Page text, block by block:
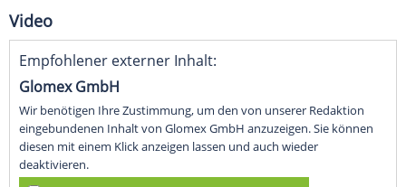
Video
Empfohlener externer Inhalt:
Glomex GmbH
Wir benötigen Ihre Zustimmung, um den von unserer Redaktion
eingebundenen Inhalt von Glomex GmbH anzuzeigen. Sie können
diesen mit einem Klick anzeigen lassen und auch wieder
deaktivieren.